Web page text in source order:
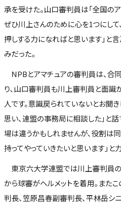
承を受けた。山口審判員は「全国の
ぜひ川上さんのために心を1つにして
押しする力になればと思います」と
みだった。
NPBとアマチュアの審判員は、合
り、山口審判員も川上審判員と面識
人です。意識戻られていないとお聞
思い、連盟の事務局に相談した」と話
場は違うかもしれませんが、役割は
持ってやっていきたいと思います」と
東京六大学連盟では川上審判員
から球審がヘルメットを着用。また
判長、笠原昌春副審判長、平林岳シ